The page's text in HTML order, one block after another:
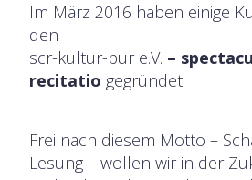
Im März 2016 haben einige
den
scr-kultur-pur e.V. –
recitatio gegründet.
Frei nach diesem Motto –
Lesung – wollen wir in der